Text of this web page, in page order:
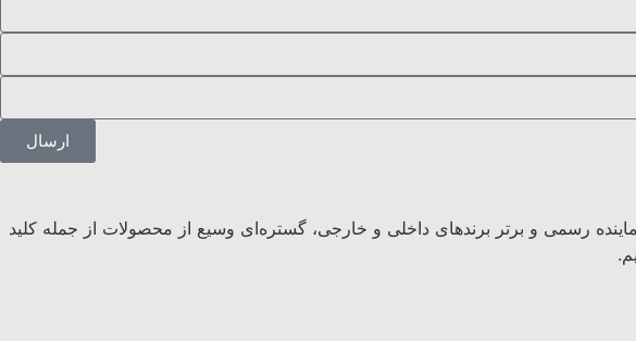
ارسال
رسمی و برتر برندهای داخلی و خارجی، گستره‌ای وسیع از محصولات از جمله کلید